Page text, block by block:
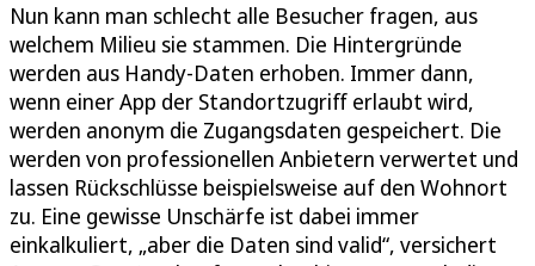
Nun kann man schlecht alle Besucher fragen, aus
welchem Milieu sie stammen. Die Hintergründe
werden aus Handy-Daten erhoben. Immer dann,
wenn einer App der Standortzugriff erlaubt wird,
werden anonym die Zugangsdaten gespeichert. Die
werden von professionellen Anbietern verwertet und
lassen Rückschlüsse beispielsweise auf den Wohnort
zu. Eine gewisse Unschärfe ist dabei immer
einkalkuliert, „aber die Daten sind valid“, versichert